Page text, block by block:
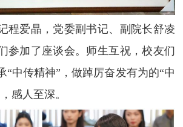
爱晶，党委副书记、副院长舒凌
参加了座谈会。师生互祝，校友们
中传精神”，做踔厉奋发有为的“中
感人至深。